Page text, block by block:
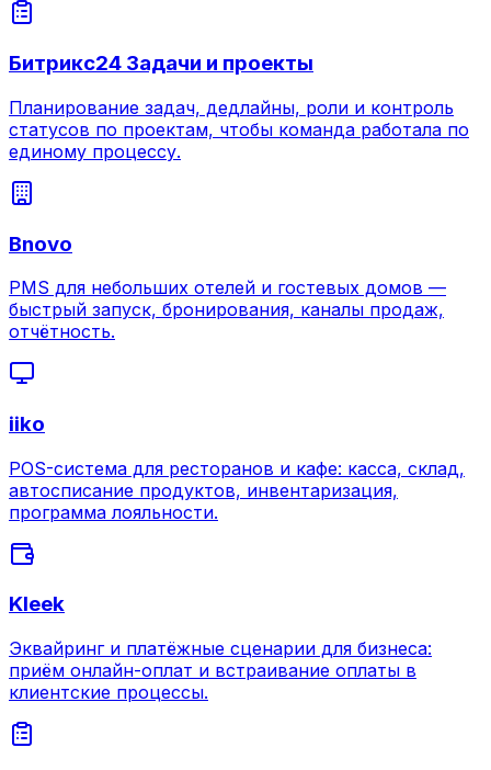
Битрикс24 Задачи и проекты
Планирование задач, дедлайны, роли и контроль
статусов по проектам, чтобы команда работала по
единому процессу.
Bnovo
PMS для небольших отелей и гостевых домов —
быстрый запуск, бронирования, каналы продаж,
отчётность.
iiko
POS-система для ресторанов и кафе: касса, склад,
автосписание продуктов, инвентаризация,
программа лояльности.
Kleek
Эквайринг и платёжные сценарии для бизнеса:
приём онлайн-оплат и встраивание оплаты в
клиентские процессы.